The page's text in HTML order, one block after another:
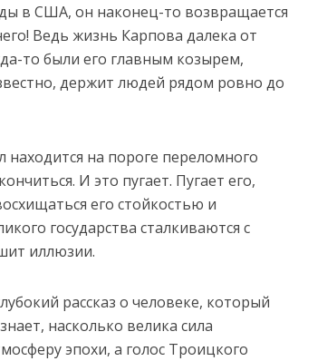
в США, он наконец-то возвращается
Ведь жизнь Карпова далека от
то были его главным козырем,
держит людей рядом ровно до
на пороге переломного
И это пугает. Пугает его,
его стойкостью и
государства сталкиваются с
иллюзии.
рассказ о человеке, который
насколько велика сила
эпохи, а голос Троицкого